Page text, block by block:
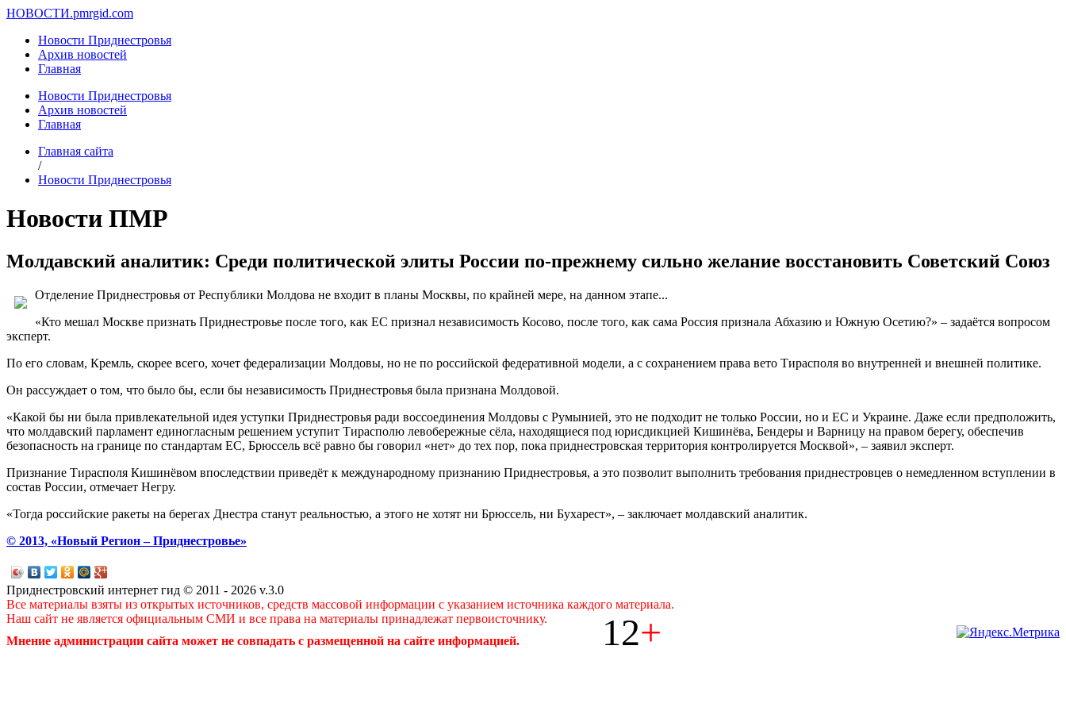
НОВОСТИ.pmrgid.com
Новости Приднестровья
Архив новостей
Главная
Новости Приднестровья
Архив новостей
Главная
Главная сайта
/
Новости Приднестровья
Новости ПМР
Молдавский аналитик: Среди политической элиты России по-прежнему сильно желание восстановить Советский Союз
Отделение Приднестровья от Республики Молдова не входит в планы Москвы, по крайней мере, на данном этапе...
«Кто мешал Москве признать Приднестровье после того, как ЕС признал независимость Косово, после того, как сама Россия признала Абхазию и Южную Осетию?» – задаётся вопросом
эксперт.
По его словам, Кремль, скорее всего, хочет федерализации Молдовы, но не по российской федеративной модели, а с сохранением права вето Тирасполя во внутренней и внешней политике.
Он рассуждает о том, что было бы, если бы независимость Приднестровья была признана Молдовой.
«Какой бы ни была привлекательной идея уступки Приднестровья ради воссоединения Молдовы с Румынией, это не подходит не только России, но и ЕС и Украине. Даже если предположить,
что молдавский парламент единогласным решением уступит Тирасполю левобережные сёла, находящиеся под юрисдикцией Кишинёва, Бендеры и Варницу на правом берегу, обеспечив
безопасность на границе по стандартам ЕС, Брюссель всё равно бы говорил «нет» до тех пор, пока приднестровская территория контролируется Москвой», – заявил эксперт.
Признание Тирасполя Кишинёвом впоследствии приведёт к международному признанию Приднестровья, а это позволит выполнить требования приднестровцев о немедленном вступлении в
состав России, отмечает Негру.
«Тогда российские ракеты на берегах Днестра станут реальностью, а этого не хотят ни Брюссель, ни Бухарест», – заключает молдавский аналитик.
© 2013, «Новый Регион – Приднестровье»
Приднестровский интернет гид © 2011 - 2026 v.3.0
Все материалы взяты из открытых источников, средств массовой информации с указанием источника каждого материала.
Наш сайт не является официальным СМИ и все права на материалы принадлежат первоисточнику.
Мнение администрации сайта может не совпадать с размещенной на сайте информацией.
12+